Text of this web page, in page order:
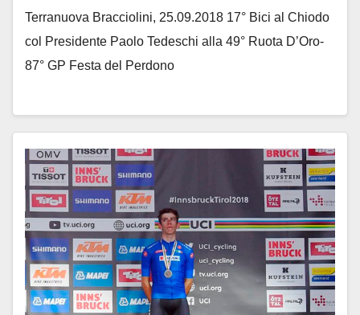
Armanden
Terranuova Bracciolini, 25.09.2018 17° Bici al Chiodo
col Presidente Paolo Tedeschi alla 49° Ruota D’Oro-
87° GP Festa del Perdono